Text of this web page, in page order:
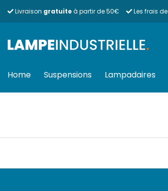
Livraison gratuiteà partir de 50€ Les frais de
Home Suspensions Lampadaires